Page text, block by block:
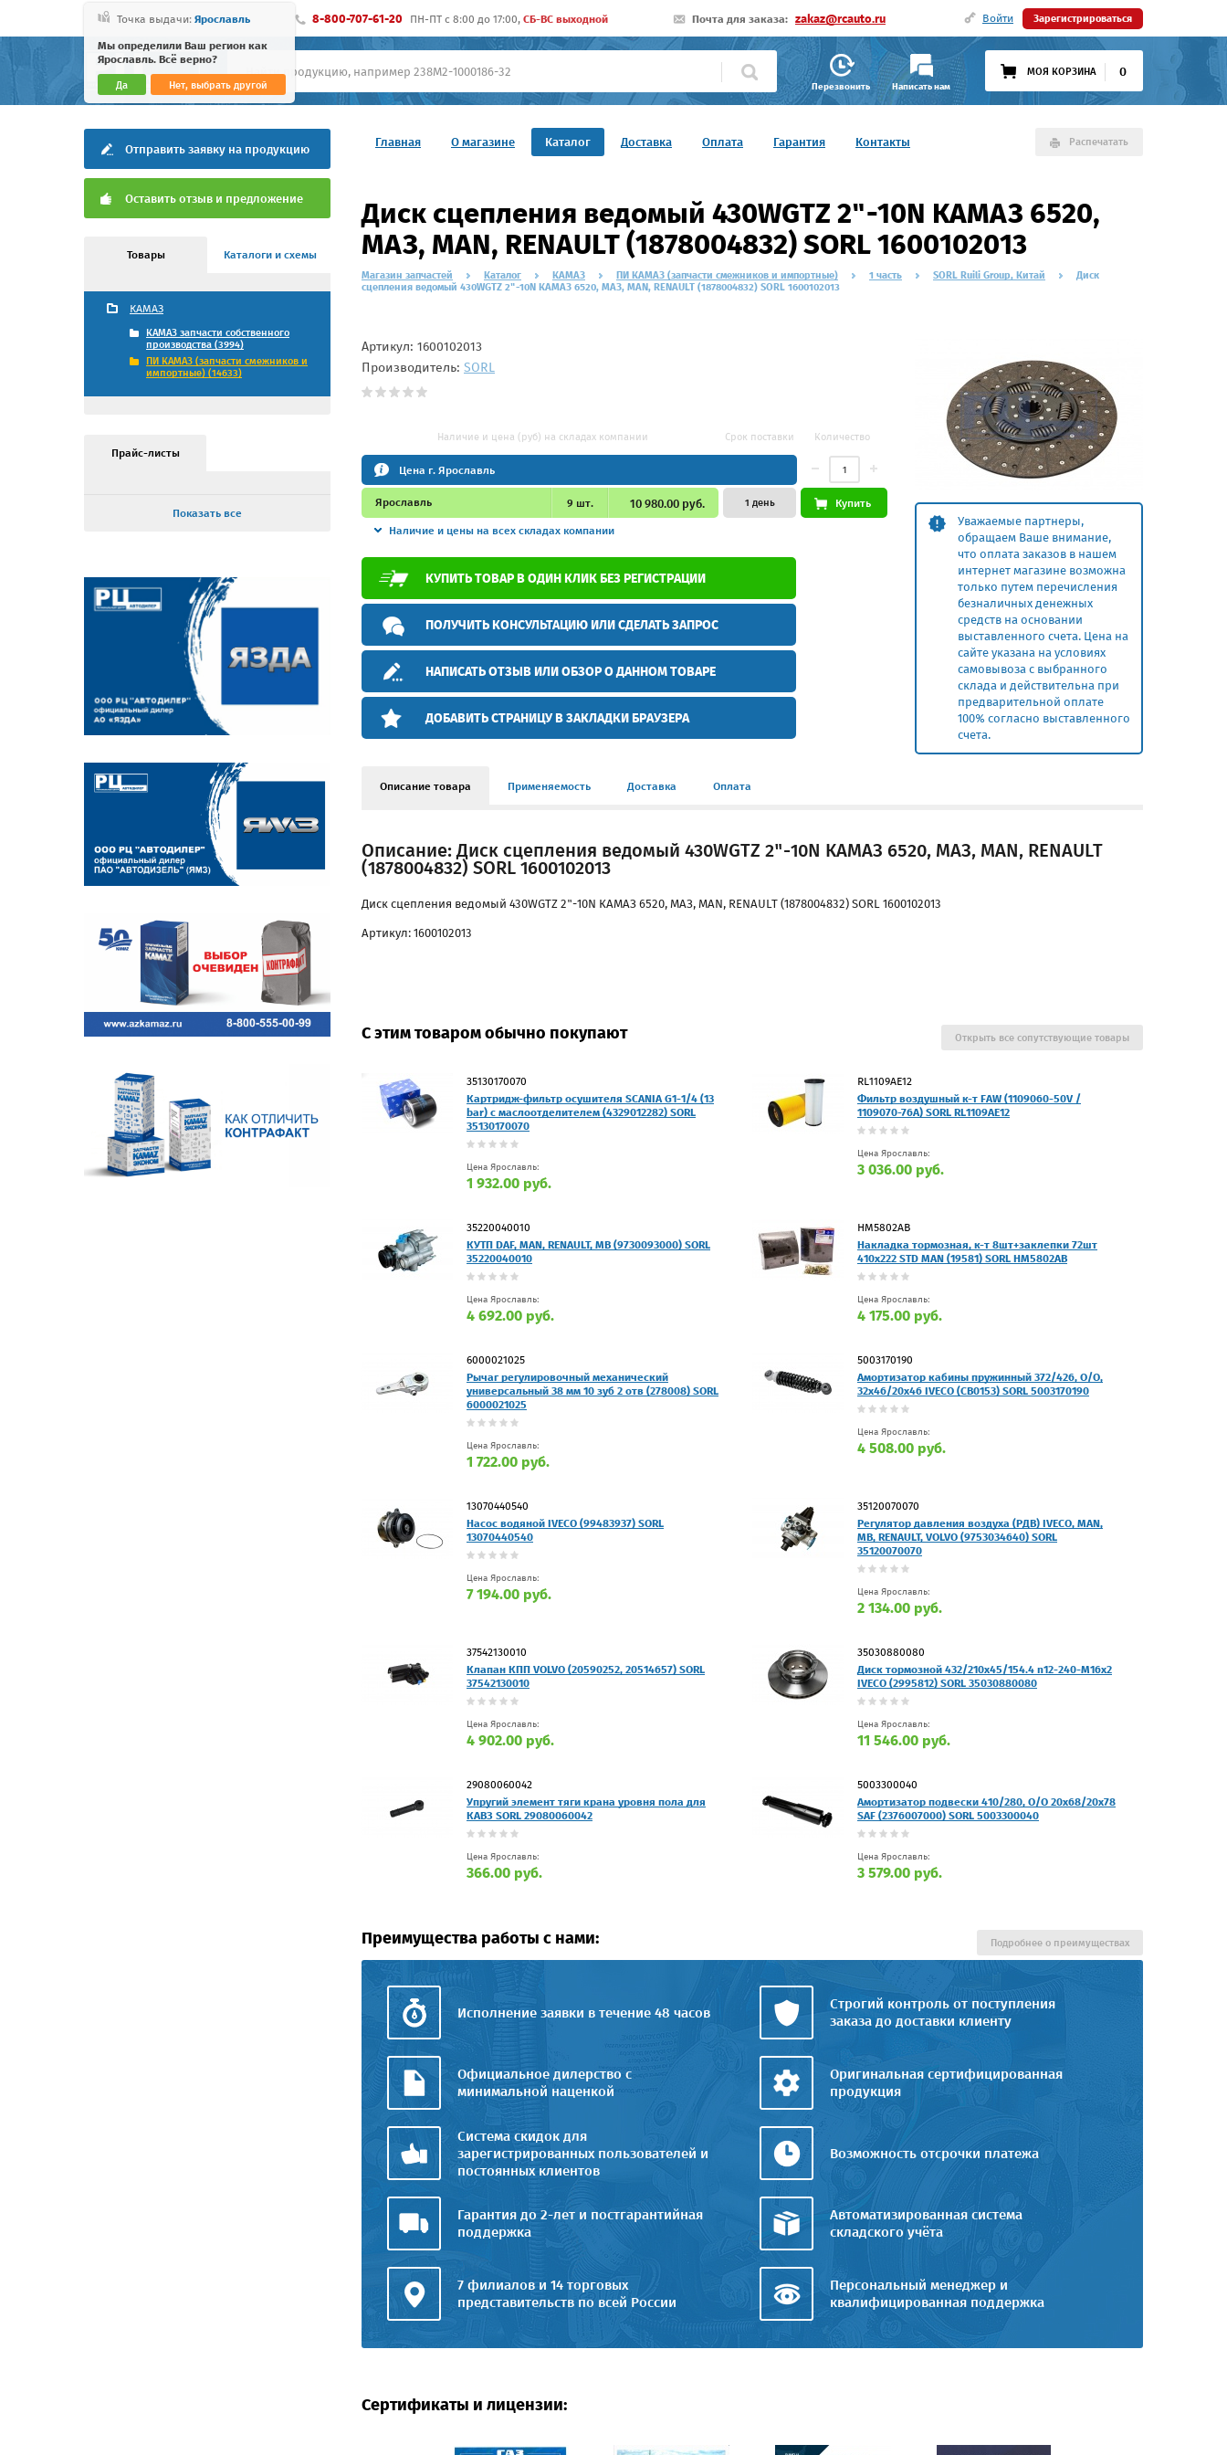
Точка выдачи: Ярославль
Мы определили Ваш регион как
Ярославль. Всё верно?
Да Нет, выбрать другой
8-800-707-61-20 ПН-ПТ c 8:00 до 17:00, СБ-ВС выходной Почта для заказа: zakaz@rcauto.ru Войти Зарегистрироваться
Перезвонить Написать нам
МОЯ КОРЗИНА 0
Главная О магазине Каталог Доставка Оплата Гарантия Контакты Распечатать
Отправить заявку на продукцию
Оставить отзыв и предложение
Товары Каталоги и схемы
КАМАЗ
КАМАЗ запчасти собственного
производства (3994)
ПИ КАМАЗ (запчасти смежников и
импортные) (14633)
Прайс-листы
Показать все
Диск сцепления ведомый 430WGTZ 2"-10N КАМАЗ 6520,
МАЗ, MAN, RENAULT (1878004832) SORL 1600102013
Магазин запчастей Каталог КАМАЗ ПИ КАМАЗ (запчасти смежников и импортные) 1 часть SORL Ruili Group, Китай
Диск
сцепления ведомый 430WGTZ 2"-10N КАМАЗ 6520, МАЗ, MAN, RENAULT (1878004832) SORL 1600102013
Уважаемые партнеры,
обращаем Ваше внимание,
что оплата заказов в нашем
интернет магазине возможна
только путем перечисления
безналичных денежных
средств на основании
выставленного счета. Цена на
сайте указана на условиях
самовывоза с выбранного
склада и действительна при
предварительной оплате
100% согласно выставленного
счета.
Артикул: 1600102013
Производитель: SORL
Наличие и цена (руб) на складах компании Срок поставки Количество
Цена г. Ярославль
Ярославль 9 шт. 10 980.00 руб.
Наличие и цены на всех складах компании
1 день Купить
КУПИТЬ ТОВАР В ОДИН КЛИК БЕЗ РЕГИСТРАЦИИ
ПОЛУЧИТЬ КОНСУЛЬТАЦИЮ ИЛИ СДЕЛАТЬ ЗАПРОС
НАПИСАТЬ ОТЗЫВ ИЛИ ОБЗОР О ДАННОМ ТОВАРЕ
ДОБАВИТЬ СТРАНИЦУ В ЗАКЛАДКИ БРАУЗЕРА
Описание товара Применяемость Доставка Оплата
Описание: Диск сцепления ведомый 430WGTZ 2"-10N КАМАЗ 6520, МАЗ, MAN, RENAULT
(1878004832) SORL 1600102013
Диск сцепления ведомый 430WGTZ 2"-10N КАМАЗ 6520, МАЗ, MAN, RENAULT (1878004832) SORL 1600102013
Артикул: 1600102013
С этим товаром обычно покупают
35130170070
Картридж-фильтр осушителя SCANIA G1-1/4 (13
bar) с маслоотделителем (4329012282) SORL
35130170070
Цена Ярославль:
1 932.00 руб.
RL1109AE12
Фильтр воздушный к-т FAW (1109060-50V /
1109070-76А) SORL RL1109AE12
Цена Ярославль:
3 036.00 руб.
35220040010
КУТП DAF, MAN, RENAULT, MB (9730093000) SORL
35220040010
Цена Ярославль:
4 692.00 руб.
HM5802AB
Накладка тормозная, к-т 8шт+заклепки 72шт
410x222 STD MAN (19581) SORL HM5802AB
Цена Ярославль:
4 175.00 руб.
6000021025
Рычаг регулировочный механический
универсальный 38 мм 10 зуб 2 отв (278008) SORL
6000021025
Цена Ярославль:
1 722.00 руб.
5003170190
Амортизатор кабины пружинный 372/426, O/O,
32x46/20x46 IVECO (CB0153) SORL 5003170190
Цена Ярославль:
4 508.00 руб.
13070440540
Насос водяной IVECO (99483937) SORL
13070440540
Цена Ярославль:
7 194.00 руб.
35120070070
Регулятор давления воздуха (РДВ) IVECO, MAN,
MB, RENAULT, VOLVO (9753034640) SORL
35120070070
Цена Ярославль:
2 134.00 руб.
37542130010
Клапан КПП VOLVO (20590252, 20514657) SORL
37542130010
Цена Ярославль:
4 902.00 руб.
35030880080
Диск тормозной 432/210x45/154.4 n12-240-M16x2
IVECO (2995812) SORL 35030880080
Цена Ярославль:
11 546.00 руб.
29080060042
Упругий элемент тяги крана уровня пола для
КАВЗ SORL 29080060042
Цена Ярославль:
366.00 руб.
5003300040
Амортизатор подвески 410/280, O/O 20x68/20х78
SAF (2376007000) SORL 5003300040
Цена Ярославль:
3 579.00 руб.
Открыть все сопутствующие товары
Преимущества работы с нами:
Исполнение заявки в течение 48 часов
Строгий контроль от поступления
заказа до доставки клиенту
Официальное дилерство с
минимальной наценкой
Оригинальная сертифицированная
продукция
Система скидок для
зарегистрированных пользователей и
постоянных клиентов
Возможность отсрочки платежа
Гарантия до 2-лет и постгарантийная
поддержка
Автоматизированная система
складского учёта
7 филиалов и 14 торговых
представительств по всей России
Персональный менеджер и
квалифицированная поддержка
Подробнее о преимуществах
Сертификаты и лицензии: